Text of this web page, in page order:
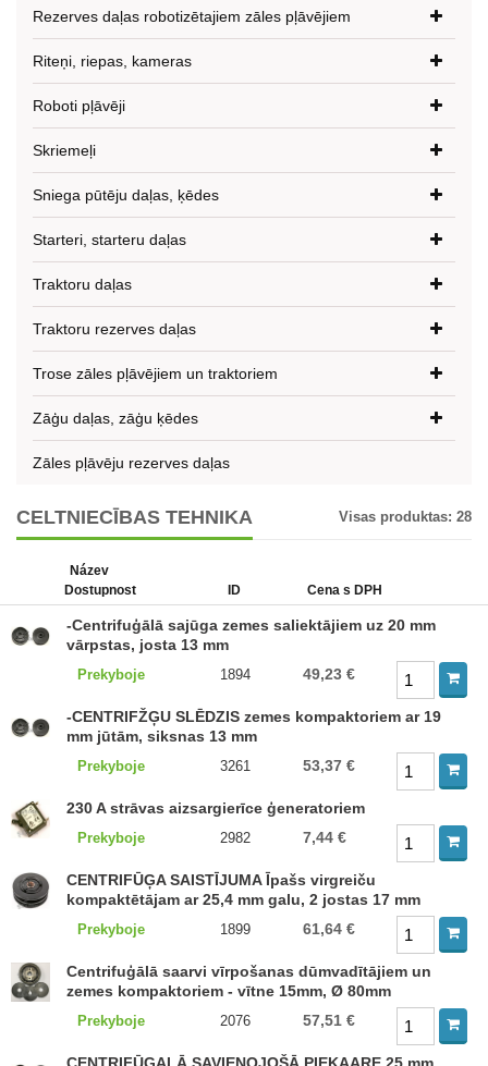
Rezerves daļas robotizētajiem zāles pļāvējiem
Riteņi, riepas, kameras
Roboti pļāvēji
Skriemeļi
Sniega pūtēju daļas, ķēdes
Starteri, starteru daļas
Traktoru daļas
Traktoru rezerves daļas
Trose zāles pļāvējiem un traktoriem
Zāģu daļas, zāģu ķēdes
Zāles pļāvēju rezerves daļas
CELTNIECĪBAS TEHNIKA Visas produktas: 28
Název
Dostupnost
ID Cena s DPH
-Centrifuģālā sajūga zemes saliektājiem uz 20 mm
vārpstas, josta 13 mm
Prekyboje 1894 49,23 €
-CENTRIFŽĢU SLĒDZIS zemes kompaktoriem ar 19
mm jūtām, siksnas 13 mm
Prekyboje 3261 53,37 €
230 A strāvas aizsargierīce ģeneratoriem
Prekyboje 2982 7,44 €
CENTRIFŪĢA SAISTĪJUMA Īpašs virgreiču
kompaktētājam ar 25,4 mm galu, 2 jostas 17 mm
Prekyboje 1899 61,64 €
Centrifuģālā saarvi vīrpošanas dūmvadītājiem un
zemes kompaktoriem - vītne 15mm, Ø 80mm
Prekyboje 2076 57,51 €